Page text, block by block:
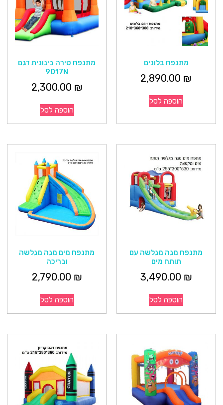
מתנפח בלונים
2,890.00 ₪
הוספה לסל
מתנפח טירה בינונית דגם
9017N
2,300.00 ₪
הוספה לסל
מתנפח מגה מגלשה עם
תותח מים
3,490.00 ₪
הוספה לסל
מתנפח מים מגה מגלשה
ובריכה
2,790.00 ₪
הוספה לסל